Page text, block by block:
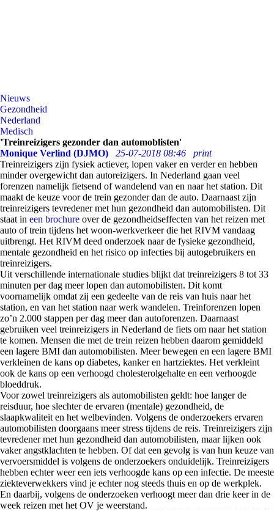
Nieuws
Gezondheid
Nederland
Medisch
'Treinreizigers gezonder dan automoblisten'
Monique Verlind (DJMO)
25-07-2018 08:46
print
Treinreizigers zijn fysiek actiever, lopen vaker en verder en hebben
minder overgewicht dan autoreizigers. In Nederland gaan veel
forenzen namelijk fietsend of wandelend van en naar het station. Dit
maakt de keuze voor de trein gezonder dan de auto. Daarnaast zijn
treinreizigers tevredener met hun gezondheid dan automobilisten. Dit
staat in een brochure over de gezondheidseffecten van het reizen met
auto of trein tijdens het woon-werkverkeer die het RIVM vandaag
uitbrengt. Het RIVM deed onderzoek naar de fysieke gezondheid,
mentale gezondheid en het risico op infecties bij autogebruikers en
treinreizigers.
Uit verschillende internationale studies blijkt dat treinreizigers 8 tot 33
minuten per dag meer lopen dan automobilisten. Dit komt
voornamelijk omdat zij een gedeelte van de reis van huis naar het
station, en van het station naar werk wandelen. Treinforenzen lopen
zo’n 2.000 stappen per dag meer dan autoforenzen. Daarnaast
gebruiken veel treinreizigers in Nederland de fiets om naar het station
te komen. Mensen die met de trein reizen hebben daarom gemiddeld
een lagere BMI dan automobilisten. Meer bewegen en een lagere BMI
verkleinen de kans op diabetes, kanker en hartziektes. Het verkleint
ook de kans op een verhoogd cholesterolgehalte en een verhoogde
bloeddruk.
Voor zowel treinreizigers als automobilisten geldt: hoe langer de
reisduur, hoe slechter de ervaren (mentale) gezondheid, de
slaapkwaliteit en het welbevinden. Volgens de onderzoekers ervaren
automobilisten doorgaans meer stress tijdens de reis. Treinreizigers zijn
tevredener met hun gezondheid dan automobilisten, maar lijken ook
vaker angstklachten te hebben. Of dat een gevolg is van hun keuze van
vervoersmiddel is volgens de onderzoekers onduidelijk. Treinreizigers
hebben echter weer een iets verhoogde kans op een infectie. De meeste
ziekteverwekkers vind je echter nog steeds thuis en op de werkplek.
En daarbij, volgens de onderzoeken verhoogt meer dan drie keer in de
week reizen met het OV je weerstand.